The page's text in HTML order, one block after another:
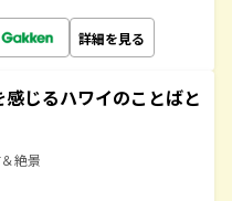
詳細を見る
感じるハワイのことばと
絶景